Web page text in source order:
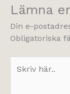
Lämna
Din e-
Obligatoriska
här..